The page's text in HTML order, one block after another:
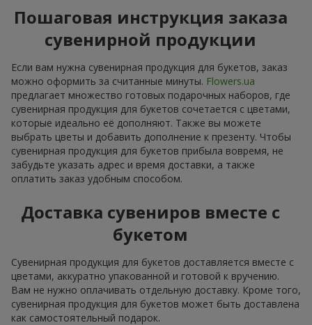
Пошаговая инструкция заказа
сувенирной продукции
Если вам нужна сувенирная продукция для букетов, заказ
можно оформить за считанные минуты. Flowers.ua
предлагает множество готовых подарочных наборов, где
сувенирная продукция для букетов сочетается с цветами,
которые идеально её дополняют. Также вы можете
выбрать цветы и добавить дополнение к презенту. Чтобы
сувенирная продукция для букетов прибыла вовремя, не
забудьте указать адрес и время доставки, а также
оплатить заказ удобным способом.
Доставка сувениров вместе с
букетом
Сувенирная продукция для букетов доставляется вместе с
цветами, аккуратно упакованной и готовой к вручению.
Вам не нужно оплачивать отдельную доставку. Кроме того,
сувенирная продукция для букетов может быть доставлена
как самостоятельный подарок.